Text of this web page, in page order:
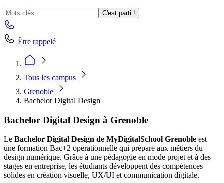
C'est parti !
Être rappelé
Tous les campus
Grenoble
Bachelor Digital Design
Bachelor Digital Design à Grenoble
Le Bachelor Digital Design de MyDigitalSchool Grenoble est
une formation Bac+2 opérationnelle qui prépare aux métiers du
design numérique. Grâce à une pédagogie en mode projet et à des
stages en entreprise, les étudiants développent des compétences
solides en création visuelle, UX/UI et communication digitale.